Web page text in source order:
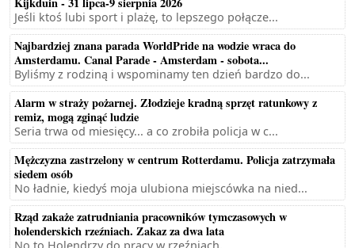
Jeśli ktoś lubi sport i plażę, to lepszego połącze...
Najbardziej znana parada WorldPride na wodzie wraca do
Amsterdamu. Canal Parade - Amsterdam - sobota...
Byliśmy z rodziną i wspominamy ten dzień bardzo do...
Alarm w straży pożarnej. Złodzieje kradną sprzęt ratunkowy z
remiz, mogą zginąć ludzie
Seria trwa od miesięcy... a co zrobiła policja w c...
Mężczyzna zastrzelony w centrum Rotterdamu. Policja zatrzymała
siedem osób
No ładnie, kiedyś moja ulubiona miejscówka na nied...
Rząd zakaże zatrudniania pracowników tymczasowych w
holenderskich rzeźniach. Zakaz za dwa lata